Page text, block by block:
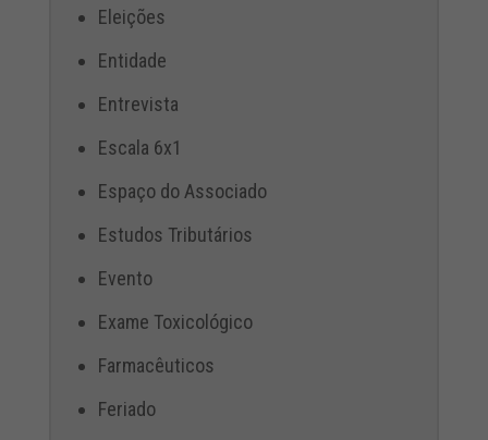
Eleições
Entidade
Entrevista
Escala 6x1
Espaço do Associado
Estudos Tributários
Evento
Exame Toxicológico
Farmacêuticos
Feriado